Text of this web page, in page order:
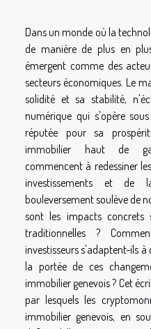
Dans un monde où la
de manière de plus en
émergent comme des
secteurs économiques. Le
solidité et sa stabilité,
numérique qui s'opère
réputée pour sa
immobilier haut de
commencent à redessiner
investissements et de
bouleversement soulève de
sont les impacts concrets
traditionnelles ?
investisseurs s'adaptent-ils à
la portée de ces
immobilier genevois ? Cet
par lesquels les
immobilier genevois, en